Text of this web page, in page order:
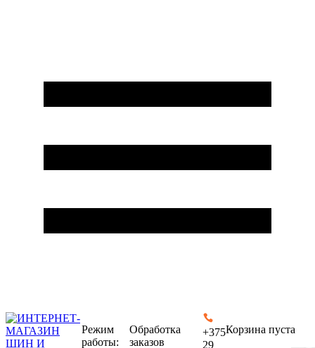
Режим
работы:
Обработка
заказов
+375
29
Корзина пуста